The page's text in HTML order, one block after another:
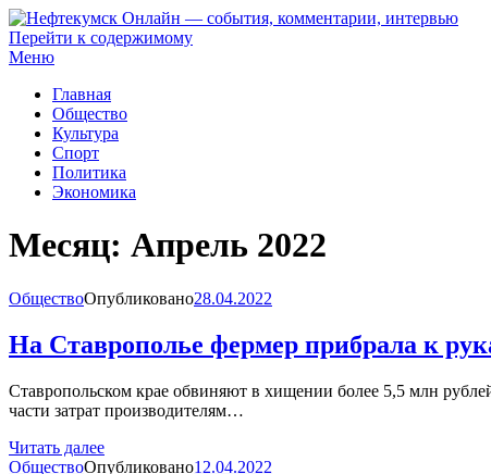
Нефтекумск Онлайн — события, комментарии, интервью
Перейти к содержимому
Меню
Главная
Общество
Культура
Спорт
Политика
Экономика
Месяц: Апрель 2022
ОбществоОпубликовано28.04.2022
На Ставрополье фермер прибрала к
Ставропольском крае обвиняют в хищении более 5,5 млн
части затрат производителям…
Читать далее
ОбществоОпубликовано12.04.2022